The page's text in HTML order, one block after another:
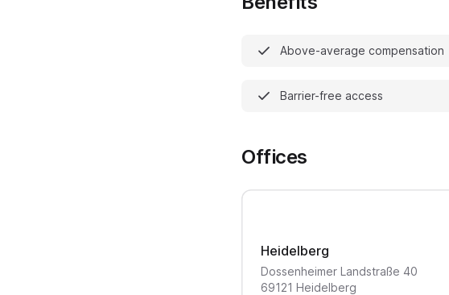
Above-average compensation
Barrier-free access
Offices
Heidelberg
Dossenheimer Landstraße 40
69121 Heidelberg